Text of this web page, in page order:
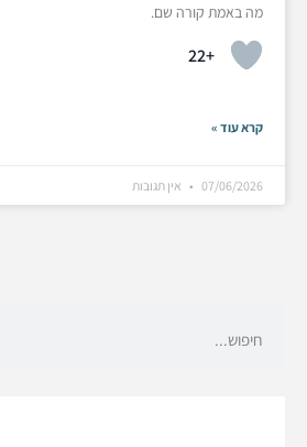
מה באמת קורה שם.
+22
קרא עוד »
07/06/2026 אין תגובות